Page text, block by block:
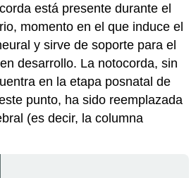
está presente durante el
momento en el que induce el
y sirve de soporte para el
desarrollo. La notocorda, sin
en la etapa posnatal de
punto, ha sido reemplazada
(es decir, la columna